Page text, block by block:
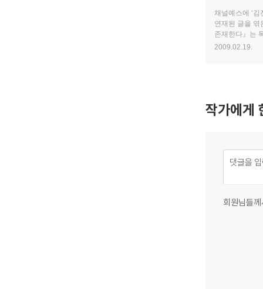
채널예스에 ‘
연재된 글을 엮
존재한다』는
자서전이다. 소
2009.02.19.
작가에게
회원님들